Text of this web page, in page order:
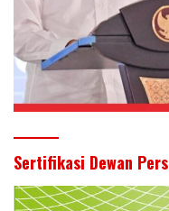
Sertifikasi Dewan Pers